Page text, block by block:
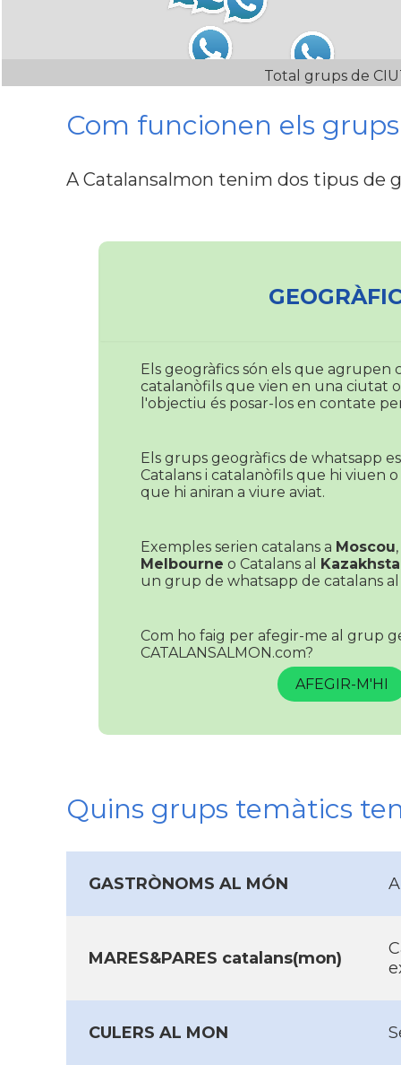
Total grups de
Com funcionen els
A Catalansalmon tenim dos tipus de
Els geogràfics són els que agrupen
catalanòfils que vien en una ciutat
l'objectiu és posar-los en contate
Els grups geogràfics de whatsapp
Catalans i catalanòfils que hi viuen
que hi aniran a viure aviat.
Exemples serien catalans a Moscou
Melbourne o Catalans al
un grup de whatsapp de catalans al
Com ho faig per afegir-me al grup
CATALANSALMON.com?
AFEGIR-M'HI
Quins grups temàtics
GASTRÒNOMS AL MÓN
MARES&PARES catalans(mon)
CULERS AL MON